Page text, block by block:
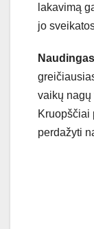
lakavimą
​​jo
vaikų nagų
Kruopščiai
perdažyti